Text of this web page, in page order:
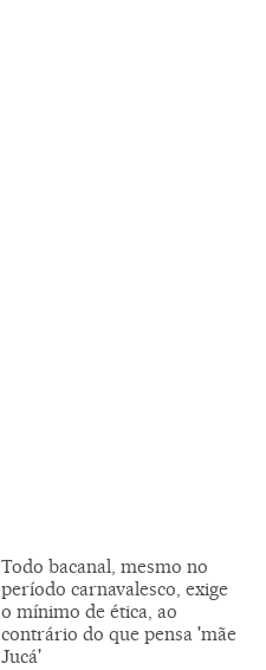
Todo bacanal, mesmo no
período carnavalesco, exige
o mínimo de ética, ao
contrário do que pensa 'mãe
Jucá'